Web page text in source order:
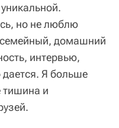
но не люблю
домашний
интервью,
дается. Я больше
тишина и